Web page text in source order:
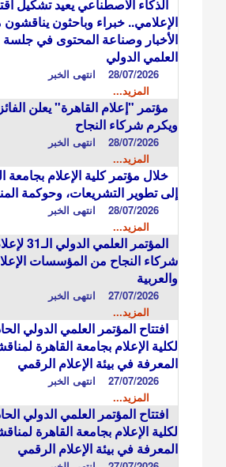
الذكاء الاصطناعي يعيد تشكيل
الإعلامي.. خبراء وباحثون
الأخبار وصناعة المحتوى في جلسة
العلمي الدولي
28/07/2026
انتهى الخبر
المزيد...
مؤتمر "إعلام القاهرة" يعلن
ويكرم شركاء النجاح
28/07/2026
انتهى الخبر
المزيد...
خلال مؤتمر كلية الإعلام بجامعة
إلى تطوير التشريعات، وحوكمة
28/07/2026
انتهى الخبر
المزيد...
المؤتمر
شركاء النجاح من المؤسسات
والعربية
27/07/2026
انتهى الخبر
المزيد...
افتتاح المؤتمر العلمي الدولي
لكلية الإعلام بجامعة القاهرة
المعرفة في بيئة الإعلام الرقمي
27/07/2026
انتهى الخبر
المزيد...
افتتاح المؤتمر العلمي الدولي
لكلية الإعلام بجامعة القاهرة
المعرفة في بيئة الإعلام الرقمي